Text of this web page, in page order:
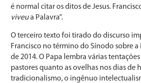
é normal citar os ditos de Jesus.
viveua Palavra”.
O terceiro texto foi tirado do discurso
Francisco no término do Sínodo sobre
de 2014. O Papa lembra várias
pastores quanto as ovelhas nos dias de
tradicionalismo, o ingênuo